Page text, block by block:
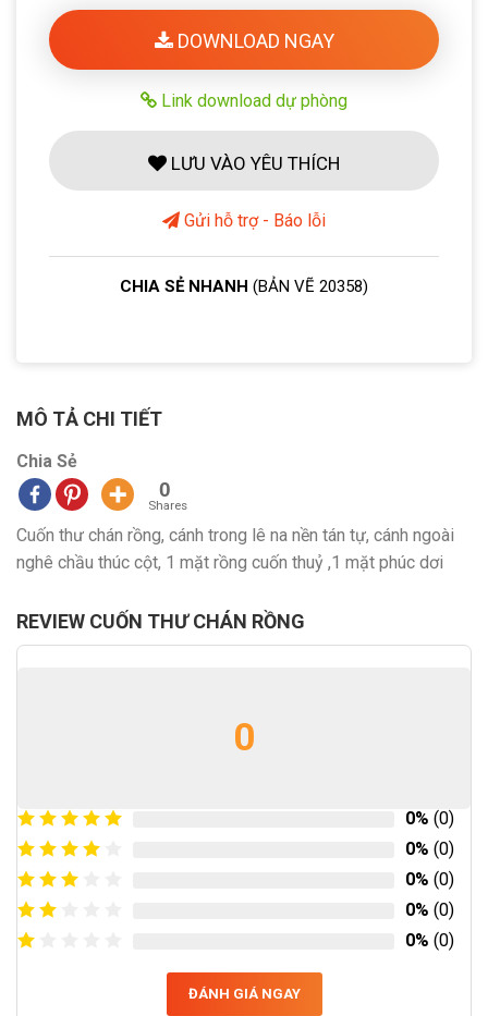
DOWNLOAD NGAY
Link download dự phòng
LƯU VÀO YÊU THÍCH
Gửi hỗ trợ - Báo lỗi
CHIA SẺ NHANH (BẢN VẼ 20358)
MÔ TẢ CHI TIẾT
Chia Sẻ
0
Shares
Cuốn thư chán rồng, cánh trong lê na nền tán tự, cánh ngoài
nghê chầu thúc cột, 1 mặt rồng cuốn thuỷ ,1 mặt phúc dơi
REVIEW CUỐN THƯ CHÁN RỒNG
0
0% (0)
0% (0)
0% (0)
0% (0)
0% (0)
ĐÁNH GIÁ NGAY